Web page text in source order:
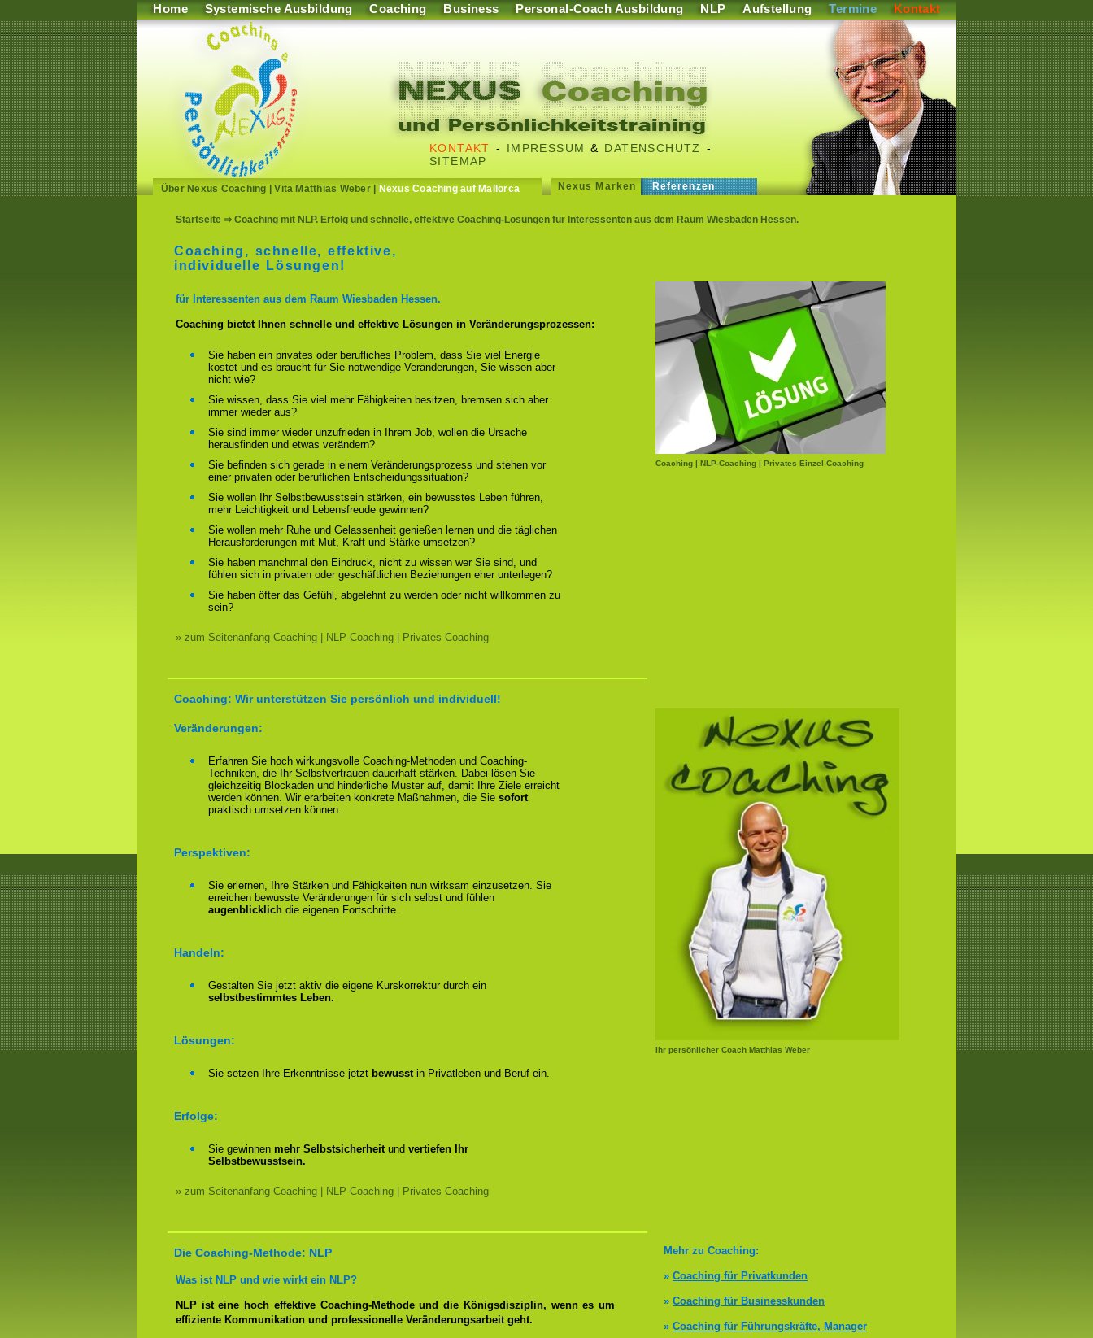
Home Systemische Ausbildung Coaching Business Personal-Coach Ausbildung NLP Aufstellung Termine Kontakt
KONTAKT - IMPRESSUM & DATENSCHUTZ
-
SITEMAP
Über Nexus Coaching |Vita Matthias Weber| Nexus Coaching auf Mallorca Nexus Marken Referenzen
Startseite ⇒ Coaching mit NLP. Erfolg und schnelle, effektive Coaching-Lösungen für Interessenten aus dem Raum Wiesbaden Hessen.
Coaching, schnelle, effektive,
individuelle Lösungen!
Coaching | NLP-Coaching | Privates Einzel-Coaching
für Interessenten aus dem Raum Wiesbaden Hessen.
Coaching bietet Ihnen schnelle und effektive Lösungen in Veränderungsprozessen:
Sie haben ein privates oder berufliches Problem, dass Sie viel Energie
kostet und es braucht für Sie notwendige Veränderungen, Sie wissen aber
nicht wie?
Sie wissen, dass Sie viel mehr Fähigkeiten besitzen, bremsen sich aber
immer wieder aus?
Sie sind immer wieder unzufrieden in Ihrem Job, wollen die Ursache
herausfinden und etwas verändern?
Sie befinden sich gerade in einem Veränderungsprozess und stehen vor
einer privaten oder beruflichen Entscheidungssituation?
Sie wollen Ihr Selbstbewusstsein stärken, ein bewusstes Leben führen,
mehr Leichtigkeit und Lebensfreude gewinnen?
Sie wollen mehr Ruhe und Gelassenheit genießen lernen und die täglichen
Herausforderungen mit Mut, Kraft und Stärke umsetzen?
Sie haben manchmal den Eindruck, nicht zu wissen wer Sie sind, und
fühlen sich in privaten oder geschäftlichen Beziehungen eher unterlegen?
Sie haben öfter das Gefühl, abgelehnt zu werden oder nicht willkommen zu
sein?
» zum Seitenanfang Coaching | NLP-Coaching | Privates Coaching
Coaching: Wir unterstützen Sie persönlich und individuell!
Ihr persönlicher Coach Matthias Weber
Veränderungen:
Erfahren Sie hoch wirkungsvolle Coaching-Methoden und Coaching-
Techniken, die Ihr Selbstvertrauen dauerhaft stärken. Dabei lösen Sie
gleichzeitig Blockaden und hinderliche Muster auf, damit Ihre Ziele erreicht
werden können. Wir erarbeiten konkrete Maßnahmen, die Sie sofort
praktisch umsetzen können.
Perspektiven:
Sie erlernen, Ihre Stärken und Fähigkeiten nun wirksam einzusetzen. Sie
erreichen bewusste Veränderungen für sich selbst und fühlen
augenblicklich die eigenen Fortschritte.
Handeln:
Gestalten Sie jetzt aktiv die eigene Kurskorrektur durch ein
selbstbestimmtes Leben.
Lösungen:
Sie setzen Ihre Erkenntnisse jetzt bewusstin Privatleben und Beruf ein.
Erfolge:
Sie gewinnen mehr Selbstsicherheitund vertiefen Ihr
Selbstbewusstsein.
» zum Seitenanfang Coaching | NLP-Coaching | Privates Coaching
Mehr zu Coaching:
» Coaching für Privatkunden
» Coaching für Businesskunden
» Coaching für Führungskräfte, Manager
Die Coaching-Methode: NLP
Was ist NLP und wie wirkt ein NLP?
NLP ist eine hoch effektive Coaching-Methode und die Königsdisziplin, wenn es um
effiziente Kommunikation und professionelle Veränderungsarbeit geht.